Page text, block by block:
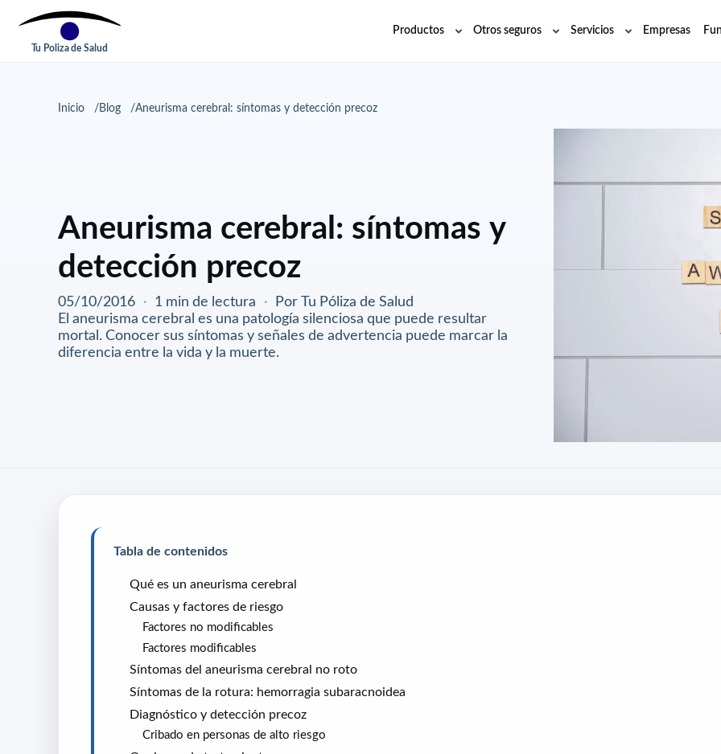
Tu Poliza de Salud
Productos
AbrirOtros seguros
AbrirServicios
AbrirEmpresas
Inicio Blog Aneurisma cerebral: síntomas y detección precoz
Aneurisma cerebral: síntomas y
detección precoz
05/10/2016 · 1 min de lectura ·
Por Tu Póliza de Salud
El aneurisma cerebral es una patología silenciosa que puede resultar
mortal. Conocer sus síntomas y señales de advertencia puede marcar la
diferencia entre la vida y la muerte.
Tabla de contenidos
Qué es un aneurisma cerebral
Causas y factores de riesgo
Factores no modificables
Factores modificables
Síntomas del aneurisma cerebral no roto
Síntomas de la rotura: hemorragia subaracnoidea
Diagnóstico y detección precoz
Cribado en personas de alto riesgo